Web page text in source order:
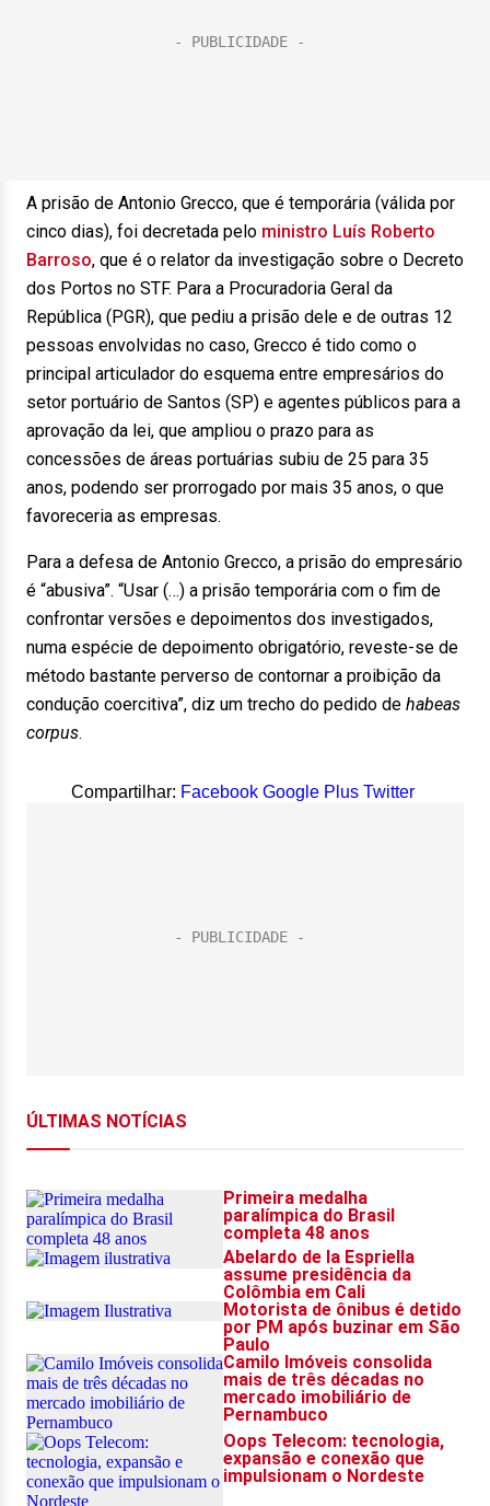
A prisão de Antonio Grecco, que é temporária (válida por
cinco dias), foi decretada pelo ministro Luís Roberto
Barroso, que é o relator da investigação sobre o Decreto
dos Portos no STF. Para a Procuradoria Geral da
República (PGR), que pediu a prisão dele e de outras 12
pessoas envolvidas no caso, Grecco é tido como o
principal articulador do esquema entre empresários do
setor portuário de Santos (SP) e agentes públicos para a
aprovação da lei, que ampliou o prazo para as
concessões de áreas portuárias subiu de 25 para 35
anos, podendo ser prorrogado por mais 35 anos, o que
favoreceria as empresas.
Para a defesa de Antonio Grecco, a prisão do empresário
é “abusiva”. “Usar (…) a prisão temporária com o fim de
confrontar versões e depoimentos dos investigados,
numa espécie de depoimento obrigatório, reveste-se de
método bastante perverso de contornar a proibição da
condução coercitiva”, diz um trecho do pedido de habeas
corpus.
Compartilhar: Facebook Google Plus Twitter